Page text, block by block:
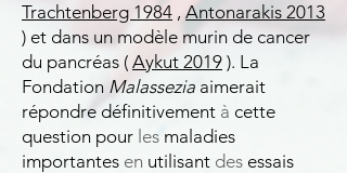
Trachtenberg 1984 , Antonarakis 2013
) et dans un modèle murin de cancer
du pancréas ( Aykut 2019 ). La
Fondation Malassezia aimerait
répondre définitivement à cette
question pour les maladies
importantes en utilisant des essais